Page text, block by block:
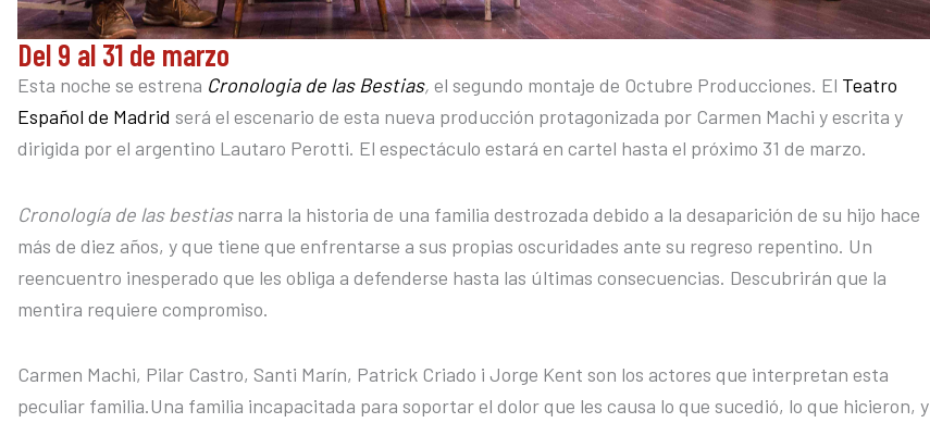
Del 9 al 31 de marzo
Esta noche se estrena Cronologia de las Bestias, el segundo montaje de Octubre Producciones. El Teatro
Español de Madrid será el escenario de esta nueva producción protagonizada por Carmen Machi y escrita y
dirigida por el argentino Lautaro Perotti. El espectáculo estará en cartel hasta el próximo 31 de marzo.
Cronología de las bestiasnarra la historia de una familia destrozada debido a la desaparición de su hijo hace
más de diez años, y que tiene que enfrentarse a sus propias oscuridades ante su regreso repentino. Un
reencuentro inesperado que les obliga a defenderse hasta las últimas consecuencias. Descubrirán que la
mentira requiere compromiso.
Carmen Machi, Pilar Castro, Santi Marín, Patrick Criado i Jorge Kent son los actores que interpretan esta
peculiar familia.Una familia incapacitada para soportar el dolor que les causa lo que sucedió, lo que hicieron, y